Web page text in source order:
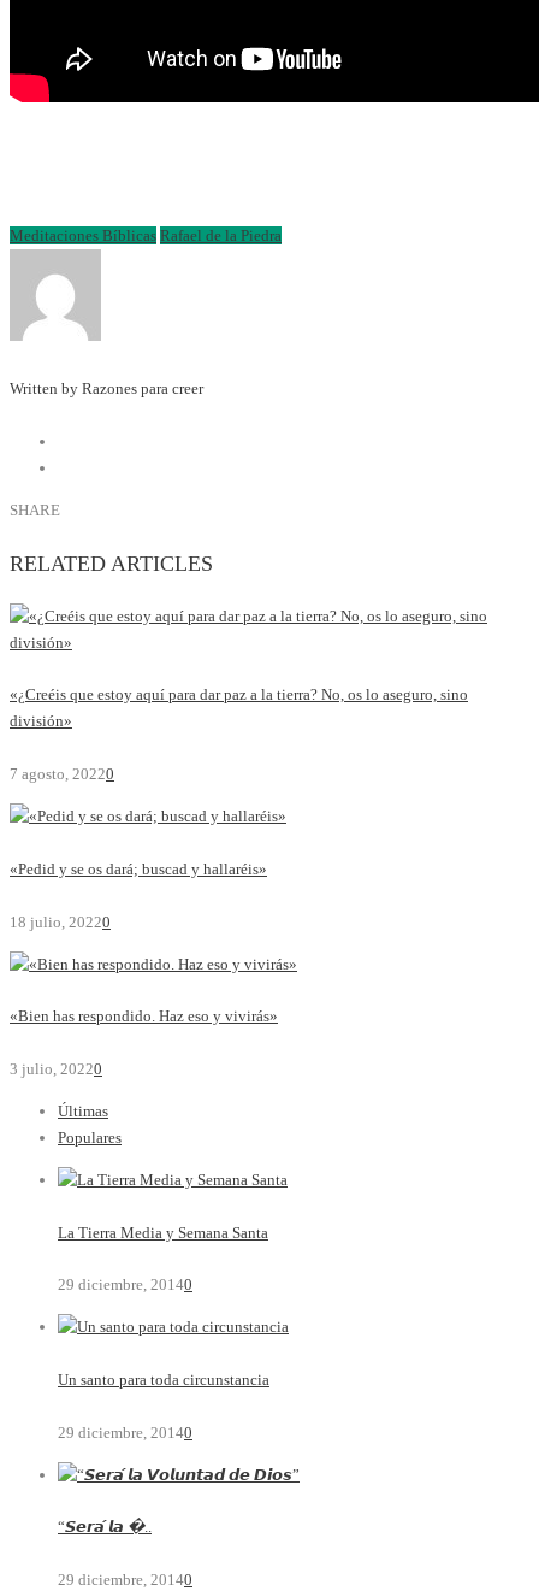
Meditaciones Bíblicas Rafael de la Piedra
Written by Razones para creer
SHARE
RELATED ARTICLES
«¿Creéis que estoy aquí para dar paz a la tierra? No, os lo aseguro, sino
división»
7 agosto, 20220
«Pedid y se os dará; buscad y hallaréis»
18 julio, 20220
«Bien has respondido. Haz eso y vivirás»
3 julio, 20220
Últimas
Populares
La Tierra Media y Semana Santa
29 diciembre, 20140
Un santo para toda circunstancia
29 diciembre, 20140
“𝙎𝙚𝙧𝙖́ 𝙡𝙖 �..
29 diciembre, 20140